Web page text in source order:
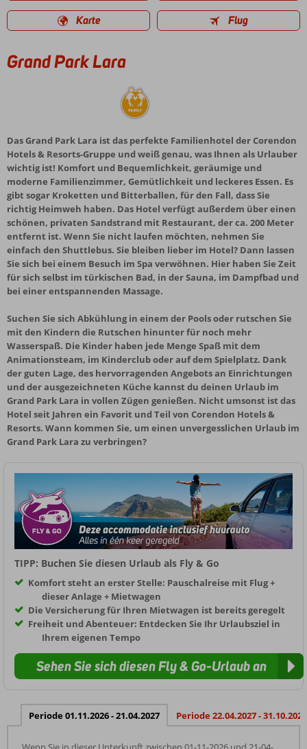
Karte Flug
Grand Park Lara
Das Grand Park Lara ist das perfekte Familienhotel der Corendon
Hotels & Resorts-Gruppe und weiß genau, was Ihnen als Urlauber
wichtig ist! Komfort und Bequemlichkeit, geräumige und
moderne Familienzimmer, Gemütlichkeit und leckeres Essen. Es
gibt sogar Kroketten und Bitterballen, für den Fall, dass Sie
richtig Heimweh haben. Das Hotel verfügt außerdem über einen
schönen, privaten Sandstrand mit Restaurant, der ca. 200 Meter
entfernt ist. Wenn Sie nicht laufen möchten, nehmen Sie
einfach den Shuttlebus. Sie bleiben lieber im Hotel? Dann lassen
Sie sich bei einem Besuch im Spa verwöhnen. Hier haben Sie Zeit
für sich selbst im türkischen Bad, in der Sauna, im Dampfbad und
bei einer entspannenden Massage.
Suchen Sie sich Abkühlung in einem der Pools oder rutschen Sie
mit den Kindern die Rutschen hinunter für noch mehr
Wasserspaß. Die Kinder haben jede Menge Spaß mit dem
Animationsteam, im Kinderclub oder auf dem Spielplatz. Dank
der guten Lage, des hervorragenden Angebots an Einrichtungen
und der ausgezeichneten Küche kannst du deinen Urlaub im
Grand Park Lara in vollen Zügen genießen. Nicht umsonst ist das
Hotel seit Jahren ein Favorit und Teil von Corendon Hotels &
Resorts. Wann kommen Sie, um einen unvergesslichen Urlaub im
Grand Park Lara zu verbringen?
TIPP: Buchen Sie diesen Urlaub als Fly & Go
Komfort steht an erster Stelle: Pauschalreise mit Flug +
dieser Anlage + Mietwagen
Die Versicherung für Ihren Mietwagen ist bereits geregelt
Freiheit und Abenteuer: Entdecken Sie Ihr Urlaubsziel in
Ihrem eigenen Tempo
Sehen Sie sich diesen Fly & Go-Urlaub an
Periode 01.11.2026 - 21.04.2027 Periode 22.04.2027 - 31.10.2027